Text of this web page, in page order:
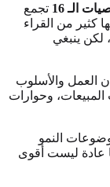
تجمع
كثير من القراء
لكن ينبغي
العمل والأسلوب
وحوارات
النمو
عادة ليست أقوى